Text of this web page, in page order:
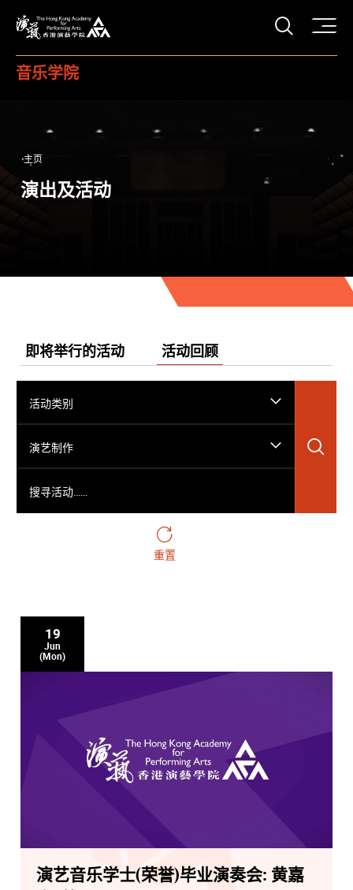
打开
音乐学院
主页
演出及活动
即将举行的活动 活动回顾
活动类别
演艺制作
重置
19
Jun
(Mon)
演艺音乐学士(荣誉)毕业演奏会: 黄嘉